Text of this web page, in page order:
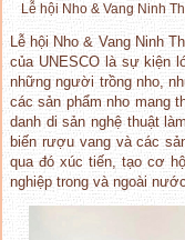
Lễ hội Nho & Vang Ninh
Lễ hội Nho & Vang Ninh
của UNESCO là sự kiện
những người trồng nho,
các sản phẩm nho mang
danh di sản nghệ thuật
biến rượu vang và các
qua đó xúc tiến, tạo cơ
nghiệp trong và ngoài